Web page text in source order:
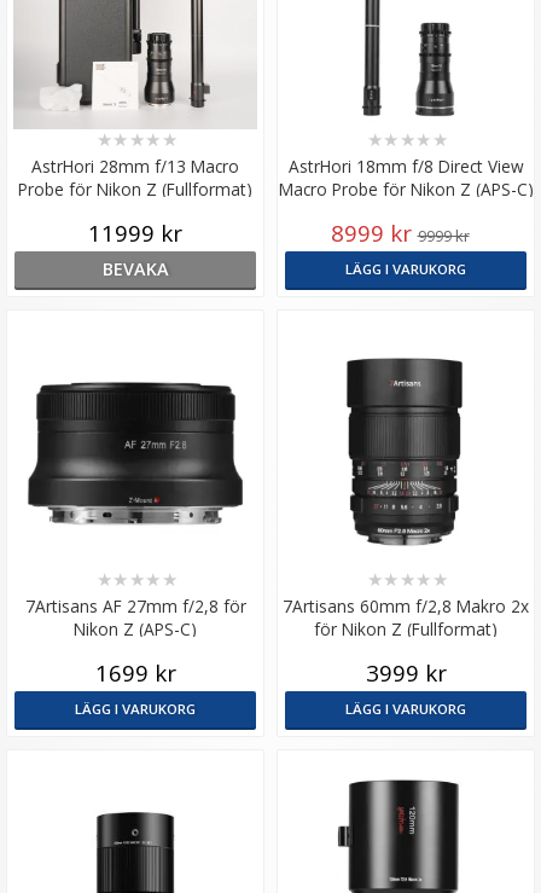
AstrHori 28mm f/13 Macro
Probe för Nikon Z (Fullformat)
★★ ★★ ★
11999 kr
BEVAKA
AstrHori 18mm f/8 Direct View
Macro Probe för Nikon Z (APS-C)
★★ ★★ ★
8999 kr 9999 kr
LÄGG I VARUKORG
7Artisans AF 27mm f/2,8 för
Nikon Z (APS-C)
★★ ★★ ★
1699 kr
LÄGG I VARUKORG
7Artisans 60mm f/2,8 Makro 2x
för Nikon Z (Fullformat)
★★ ★★ ★
3999 kr
LÄGG I VARUKORG